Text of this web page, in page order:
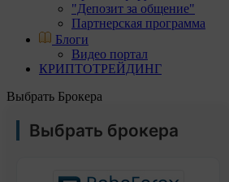
"Депозит за общение"
Партнерская программа
Блоги
Видео портал
КРИПТОТРЕЙДИНГ
Выбрать Брокера
Выбрать брокера